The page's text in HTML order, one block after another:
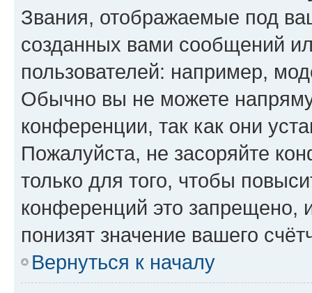
Звания, отображаемые под
созданных вами сообщений
пользователей: например,
Обычно вы не можете
конференции, так как они
Пожалуйста, не засоряйте
только для того, чтобы
конференций это запрещено,
понизят значение вашего
Вернуться к началу